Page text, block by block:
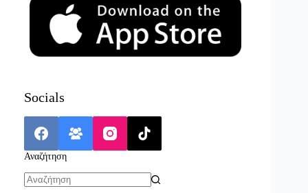
Socials
Αναζήτηση